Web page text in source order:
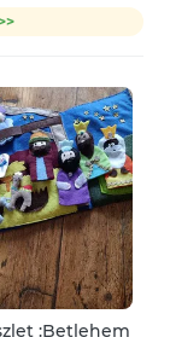
:Betlehem